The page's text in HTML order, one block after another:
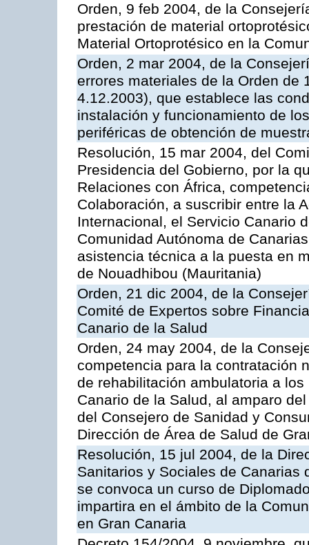
Orden, 9 feb 2004, de la
prestación de material
Material Ortoprotésico en la
Orden, 2 mar 2004, de la
errores materiales de la Orden de
4.12.2003), que establece las
instalación y funcionamiento de
periféricas de obtención de
Resolución, 15 mar 2004, del
Presidencia del Gobierno, por la
Relaciones con África,
Colaboración, a suscribir entre la
Internacional, el Servicio Canario
Comunidad Autónoma de
asistencia técnica a la puesta en
de Nouadhibou (Mauritania)
Orden, 21 dic 2004, de la
Comité de Expertos sobre
Canario de la Salud
Orden, 24 may 2004, de la
competencia para la contratación
de rehabilitación ambulatoria a
Canario de la Salud, al amparo
del Consejero de Sanidad y
Dirección de Área de Salud de
Resolución, 15 jul 2004, de la
Sanitarios y Sociales de Canarias
se convoca un curso de
impartira en el ámbito de la
en Gran Canaria